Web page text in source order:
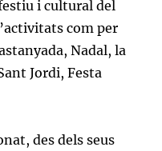
i cultural del
com per
Nadal, la
Jordi, Festa
des dels seus